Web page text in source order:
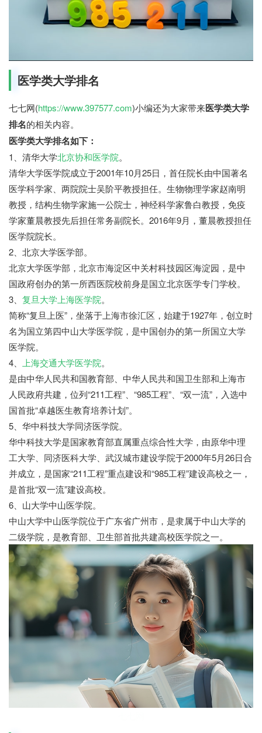
医学类大学排名
七七网(https://www.397577.com)小编还为大家带来医学类大学
排名的相关内容。
医学类大学排名如下：
1、清华大学北京协和医学院。
清华大学医学院成立于2001年10月25日，首任院长由中国著名
医学科学家、两院院士吴阶平教授担任。生物物理学家赵南明
教授，结构生物学家施一公院士，神经科学家鲁白教授，免疫
学家董晨教授先后担任常务副院长。2016年9月，董晨教授担任
医学院院长。
2、北京大学医学部。
北京大学医学部，北京市海淀区中关村科技园区海淀园，是中
国政府创办的第一所西医院校前身是国立北京医学专门学校。
3、 复旦大学上海医学院。
简称“复旦上医”，坐落于上海市徐汇区，始建于1927年，创立时
名为国立第四中山大学医学院，是中国创办的第一所国立大学
医学院。
4、 上海交通大学医学院。
是由中华人民共和国教育部、中华人民共和国卫生部和上海市
人民政府共建，位列“211工程”、“985工程”、“双一流”，入选中
国首批“卓越医生教育培养计划”。
5、华中科技大学同济医学院。
华中科技大学是国家教育部直属重点综合性大学，由原华中理
工大学、同济医科大学、武汉城市建设学院于2000年5月26日合
并成立，是国家“211工程”重点建设和“985工程”建设高校之一，
是首批“双一流”建设高校。
6、山大学中山医学院。
中山大学中山医学院位于广东省广州市，是隶属于中山大学的
二级学院，是教育部、卫生部首批共建高校医学院之一。